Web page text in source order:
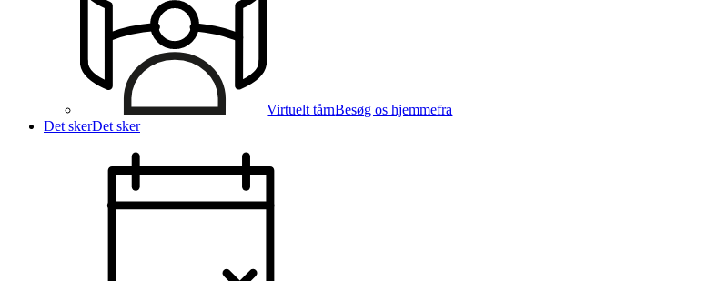
Virtuelt tårnBesøg os hjemmefra
Det skerDet sker